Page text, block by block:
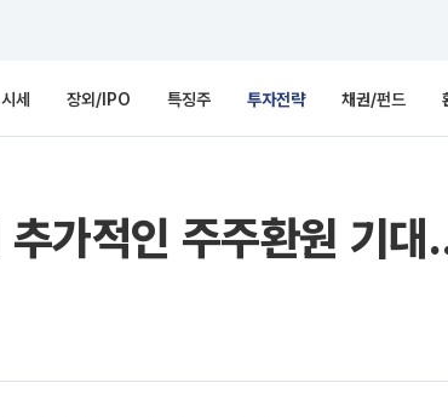
시세 장외/IPO 특징주 투자전략 채권/펀드
추가적인 주주환원 기